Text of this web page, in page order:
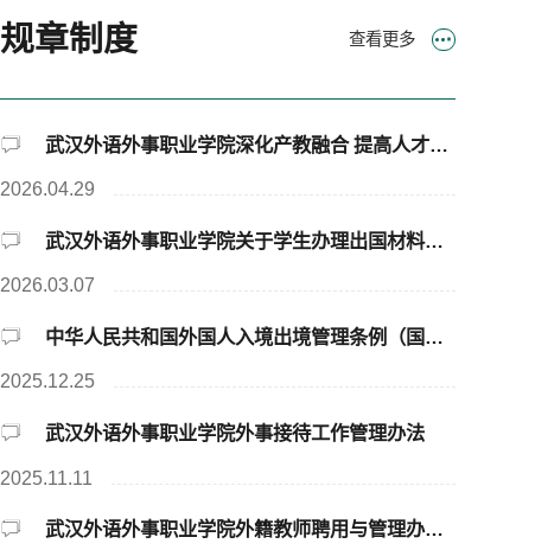
规章制度 查看更多
武汉外语外事职业学院深化产教融合 提高人才培养质量的实施方案（2026-2030年）
2026.04.29
武汉外语外事职业学院关于学生办理出国材料审核盖章手续的说明
2026.03.07
中华人民共和国外国人入境出境管理条例（国务院令第814号）
2025.12.25
武汉外语外事职业学院外事接待工作管理办法
2025.11.11
武汉外语外事职业学院外籍教师聘用与管理办法（试行）